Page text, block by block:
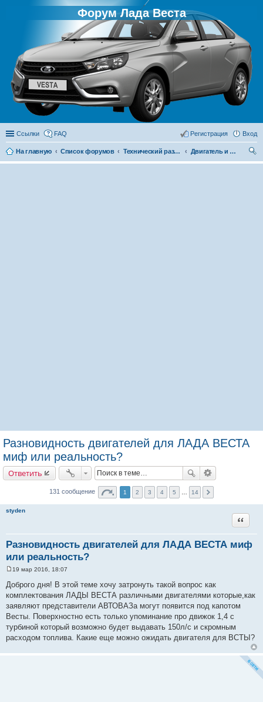
Форум Лада Веста
Ссылки FAQ Вход
Регистрация
На главную Список форумов Технический раздел
Двигатель и его системы
ои
Разновидность двигателей для ЛАДА ВЕСТА
миф или реальность?
Ответить
131 сообщение 1 2 3 4 5 14
styden
Разновидность двигателей для ЛАДА ВЕСТА миф
или реальность?
Цитата
о
б
е
н
е
19 мар 2016, 18:07
Доброго дня! В этой теме хочу затронуть такой вопрос как
комплектования ЛАДЫ ВЕСТА различными двигателями которые,как
заявляют представители АВТОВАЗа могут появится под капотом
Весты. Поверхностно есть только упоминание про движок 1,4 с
турбиной который возможно будет выдавать 150л/с и скромным
расходом топлива. Какие еще можно ожидать двигателя для ВСТЫ?